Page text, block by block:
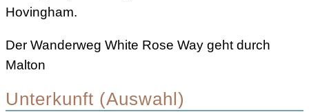
Hovingham.
Der Wanderweg White Rose Way geht durch
Malton
Unterkunft (Auswahl)